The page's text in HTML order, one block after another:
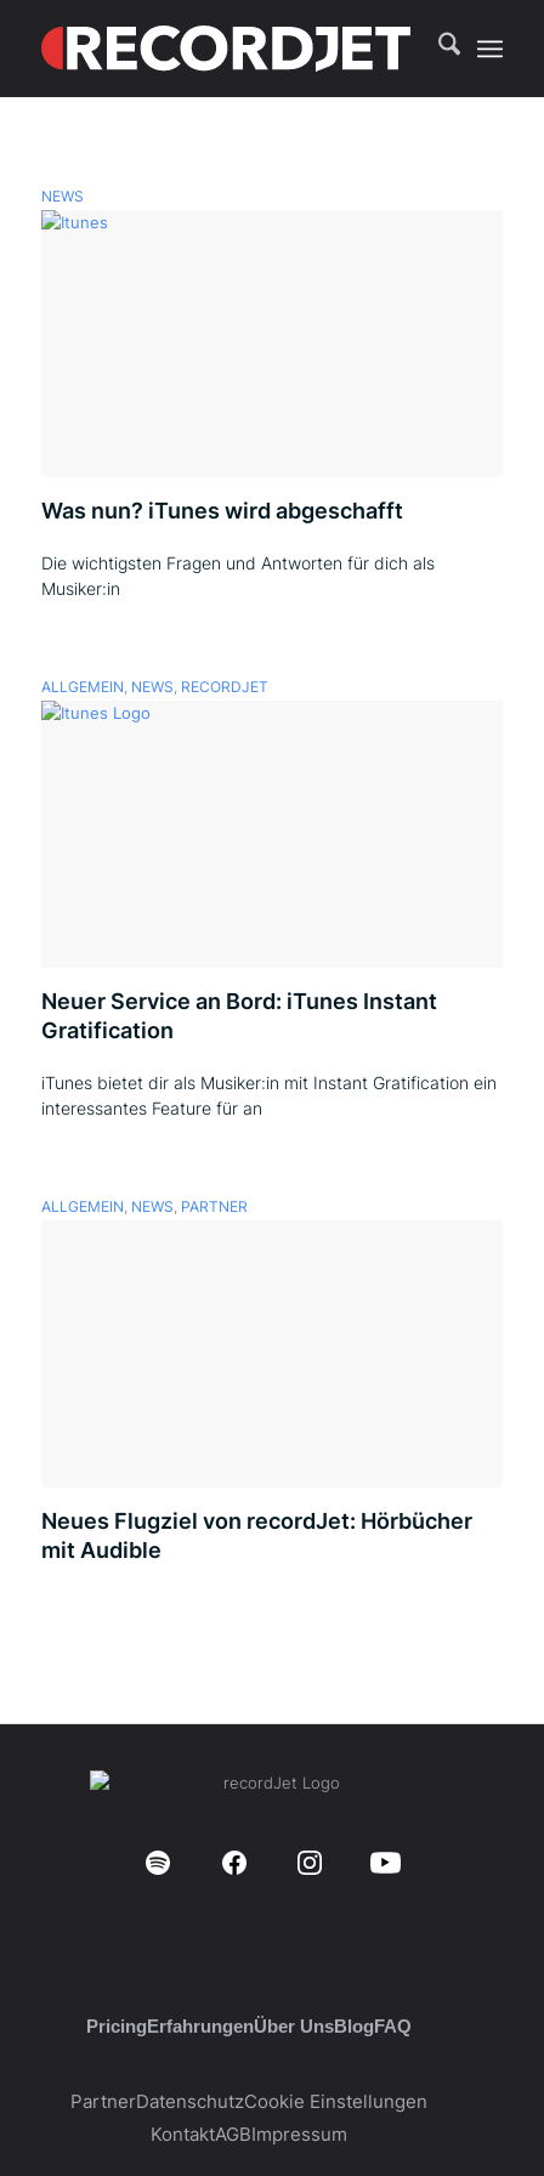
NEWS
Was nun? iTunes wird abgeschafft
Die wichtigsten Fragen und Antworten für dich als
Musiker:in
ALLGEMEIN, NEWS, RECORDJET
Neuer Service an Bord: iTunes Instant
Gratification
iTunes bietet dir als Musiker:in mit Instant Gratification ein
interessantes Feature für an
ALLGEMEIN, NEWS, PARTNER
Neues Flugziel von recordJet: Hörbücher
mit Audible
PricingErfahrungenÜber UnsBlogFAQ
PartnerDatenschutzCookie Einstellungen
KontaktAGBImpressum